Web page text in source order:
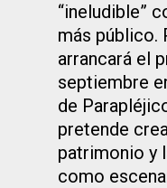
“ineludible”
más público.
arrancará el
septiembre
de
pretende
patrimonio y
como